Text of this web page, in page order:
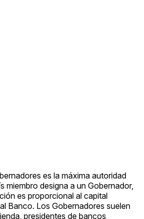
es la máxima autoridad
miembro designa a un Gobernador,
es proporcional al capital
Banco. Los Gobernadores suelen
presidentes de bancos